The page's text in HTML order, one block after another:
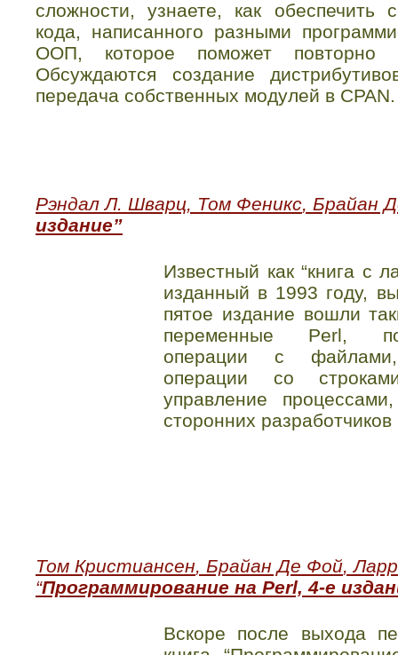
сложности, узнаете, как обеспечить
кода, написанного разными
ООП, которое поможет повторно
Обсуждаются создание
передача собственных модулей в CPAN.
Рэндал Л. Шварц, Том Феникс, Брайан
издание”
Известный как “книга с
изданный в 1993 году,
пятое издание вошли
переменные Perl,
операции с
операции со
управление
сторонних разработчиков
Том Кристиансен, Брайан Де Фой,
“Программирование на Perl, 4-е
Вскоре после выхода